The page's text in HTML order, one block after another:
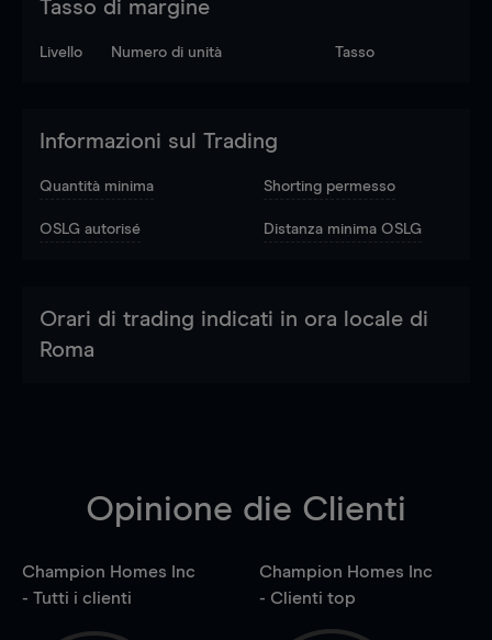
Tasso di margine
Livello Numero di unità Tasso
Informazioni sul Trading
Quantità minima Shorting permesso
OSLG autorisé Distanza minima OSLG
Orari di trading indicati in ora locale di
Roma
Opinione die Clienti
Champion Homes Inc
- Tutti i clienti
Champion Homes Inc
- Clienti top